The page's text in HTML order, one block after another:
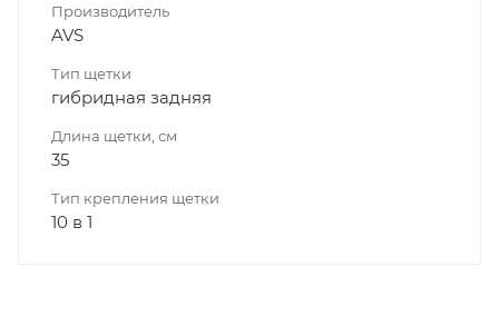
Производитель
AVS
Тип щетки
гибридная задняя
Длина щетки, см
35
Тип крепления щетки
10 в 1